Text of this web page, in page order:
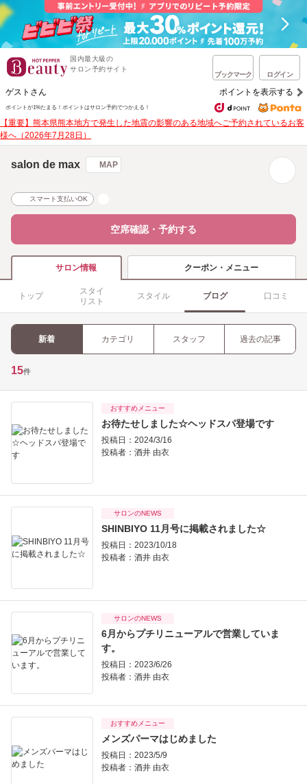
国内最大級の
サロン予約サイト
ブックマーク ログイン
ゲストさん ポイントを表示する
ポイントが1%たまる！ ポイントはサロン予約でつかえる！
【重要】熊本県熊本地方で発生した地震の影響のある地域へご予約されているお客
様へ（2026年7月28日）
salon de max MAP
スマート支払いOK
空席確認・予約する
サロン情報 クーポン・メニュー
トップ
スタイ
リスト
スタイル ブログ 口コミ
新着 カテゴリ スタッフ 過去の記事
15件
おすすめメニュー
お待たせしました☆ヘッドスパ登場です
投稿日：2024/3/16
投稿者： 酒井 由衣
サロンのNEWS
SHINBIYO 11月号に掲載されました☆
投稿日：2023/10/18
投稿者： 酒井 由衣
サロンのNEWS
6月からプチリニューアルで営業していま
す。
投稿日：2023/6/26
投稿者： 酒井 由衣
おすすめメニュー
メンズパーマはじめました
投稿日：2023/5/9
投稿者： 酒井 由衣